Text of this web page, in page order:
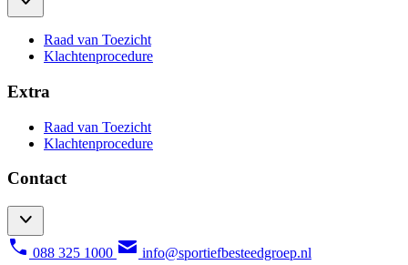
Raad van Toezicht
Klachtenprocedure
Extra
Raad van Toezicht
Klachtenprocedure
Contact
088 325 1000 info@sportiefbesteedgroep.nl